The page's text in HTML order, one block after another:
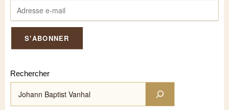
Rechercher